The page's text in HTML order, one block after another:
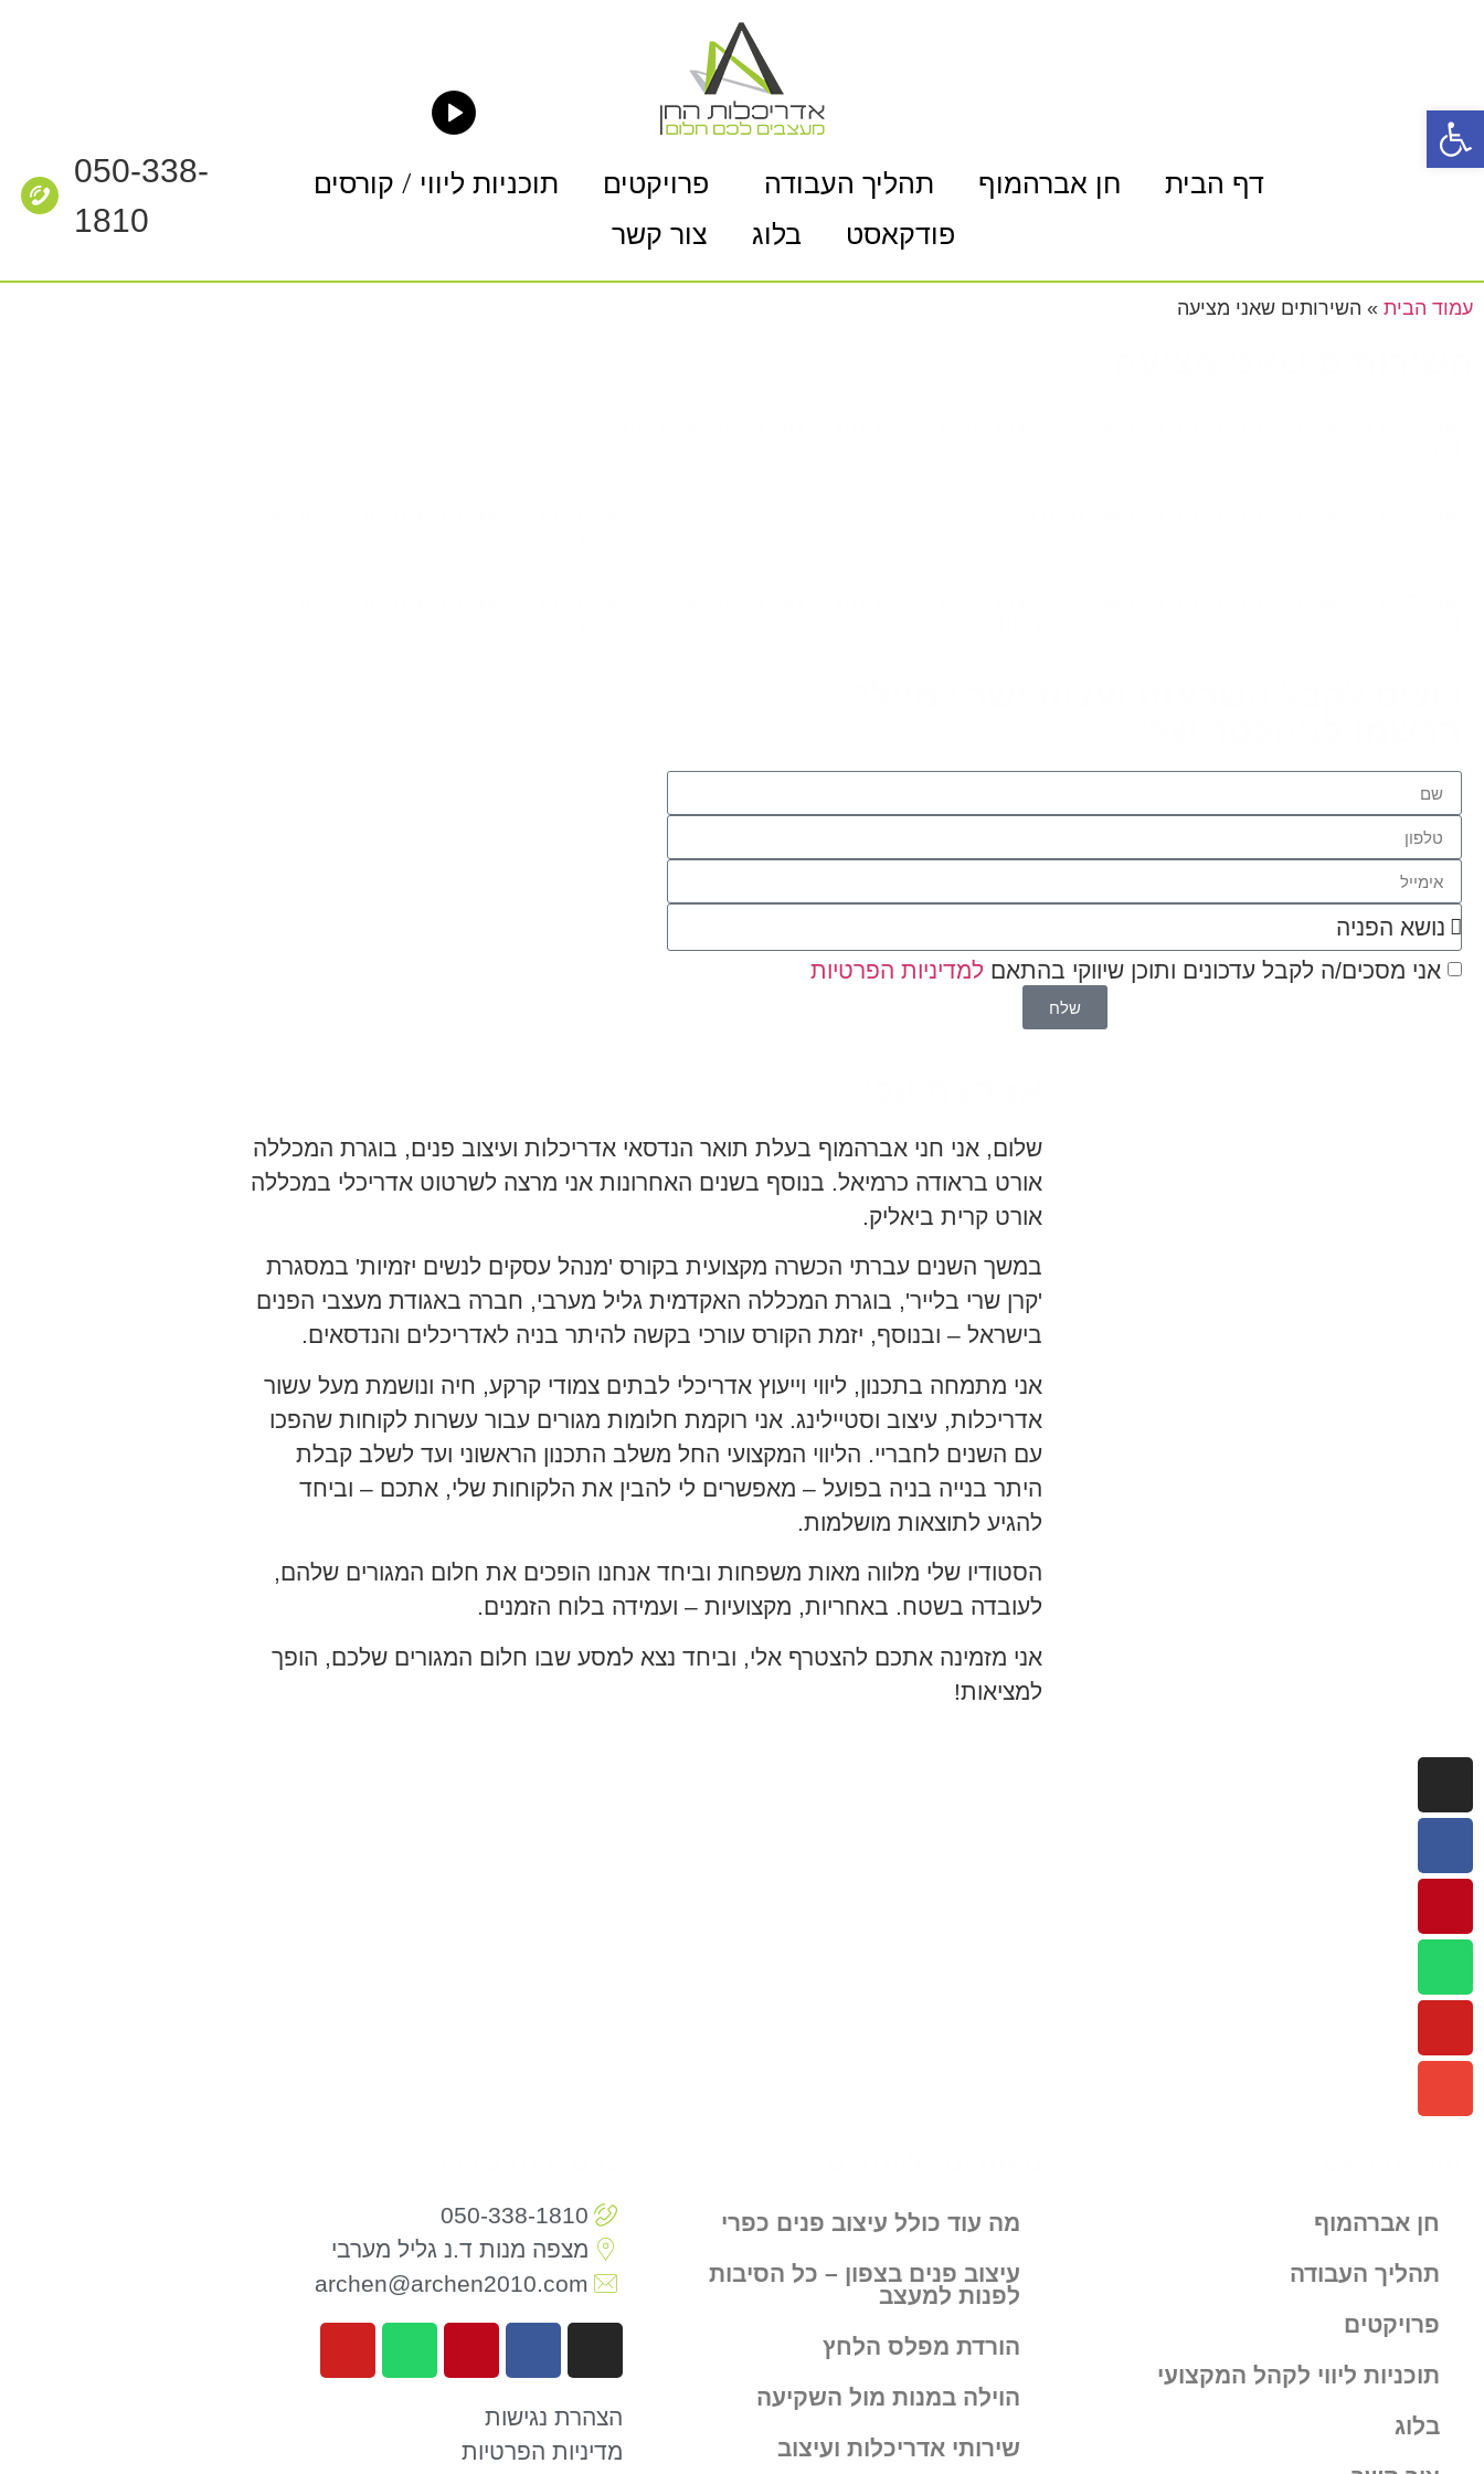
דף הבית חן אברהמוף תהליך העבודה פרויקטים
תוכניות ליווי / קורסים
פודקאסט
בלוג צור קשר
050-338-
1810
עמוד הבית » השירותים שאני מציעה
אני מסכים/ה לקבל עדכונים ותוכן שיווקי בהתאם למדיניות הפרטיות
שלח
שלום, אני חני אברהמוף בעלת תואר הנדסאי אדריכלות ועיצוב פנים, בוגרת המכללה
אורט בראודה כרמיאל. בנוסף בשנים האחרונות אני מרצה לשרטוט אדריכלי במכללה
אורט קרית ביאליק.
במשך השנים עברתי הכשרה מקצועית בקורס 'מנהל עסקים לנשים יזמיות' במסגרת
'קרן שרי בלייר', בוגרת המכללה האקדמית גליל מערבי, חברה באגודת מעצבי הפנים
בישראל – ובנוסף, יזמת הקורס עורכי בקשה להיתר בניה לאדריכלים והנדסאים.
אני מתמחה בתכנון, ליווי וייעוץ אדריכלי לבתים צמודי קרקע, חיה ונושמת מעל עשור
אדריכלות, עיצוב וסטיילינג. אני רוקמת חלומות מגורים עבור עשרות לקוחות שהפכו
עם השנים לחבריי. הליווי המקצועי החל משלב התכנון הראשוני ועד לשלב קבלת
היתר בנייה בניה בפועל – מאפשרים לי להבין את הלקוחות שלי, אתכם – וביחד
להגיע לתוצאות מושלמות.
הסטודיו שלי מלווה מאות משפחות וביחד אנחנו הופכים את חלום המגורים שלהם,
לעובדה בשטח. באחריות, מקצועיות – ועמידה בלוח הזמנים.
אני מזמינה אתכם להצטרף אלי, וביחד נצא למסע שבו חלום המגורים שלכם, הופך
למציאות!
חן אברהמוף
תהליך העבודה
פרויקטים
תוכניות ליווי לקהל המקצועי
בלוג
מה עוד כולל עיצוב פנים כפרי
עיצוב פנים בצפון – כל הסיבות
לפנות למעצב
הורדת מפלס הלחץ
הוילה במנות מול השקיעה
שירותי אדריכלות ועיצוב
050-338-1810
מצפה מנות ד.נ גליל מערבי
archen@archen2010.com
הצהרת נגישות
מדיניות הפרטיות
פתח סרגל נגישות